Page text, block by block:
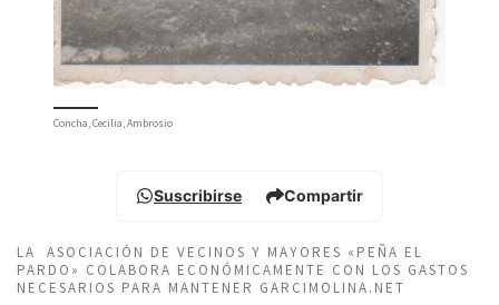
Concha, Cecilia, Ambrosio
Suscribirse Compartir
LA ASOCIACIÓN DE VECINOS Y MAYORES «PEÑA EL
PARDO» COLABORA ECONÓMICAMENTE CON LOS GASTOS
NECESARIOS PARA MANTENER GARCIMOLINA.NET